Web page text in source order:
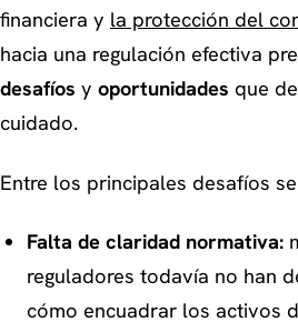
financiera y la protección del
hacia una regulación efectiva
desafíos y oportunidades que
cuidado.
Entre los principales desafíos
Falta de claridad normativa:
reguladores todavía no han
cómo encuadrar los activos